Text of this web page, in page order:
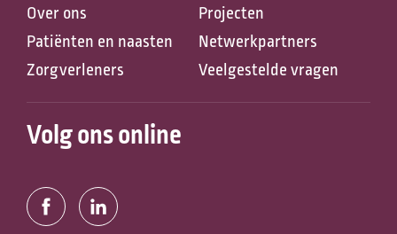
Over ons
Patiënten en naasten
Zorgverleners
Projecten
Netwerkpartners
Veelgestelde vragen
Volg ons online